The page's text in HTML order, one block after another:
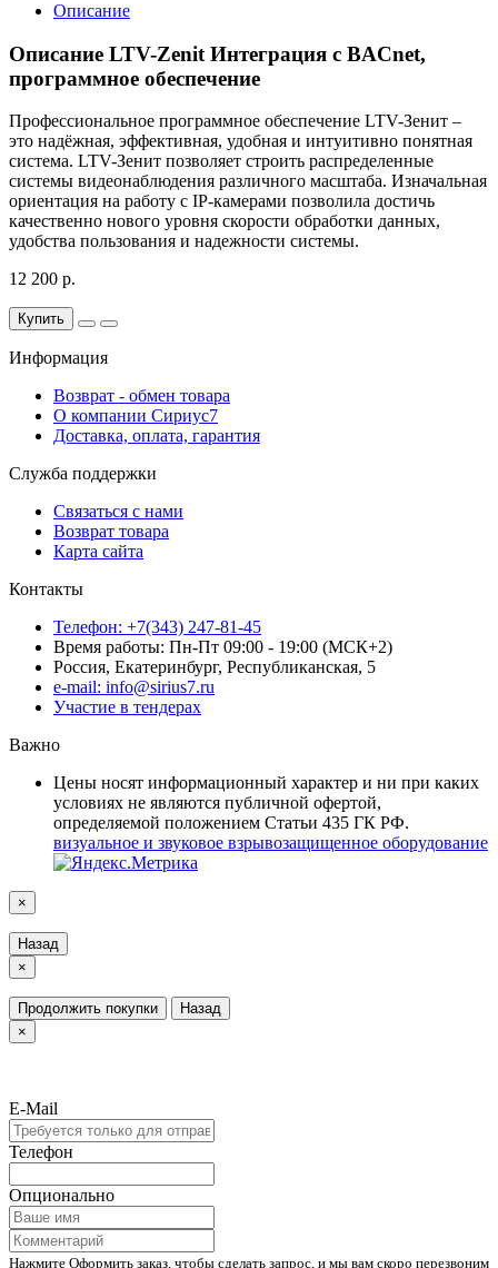
Описание
Описание LTV-Zenit Интеграция с BACnet,
программное обеспечение
Профессиональное программное обеспечение LTV-Зенит –
это надёжная, эффективная, удобная и интуитивно понятная
система. LTV-Зенит позволяет строить распределенные
системы видеонаблюдения различного масштаба. Изначальная
ориентация на работу с IP-камерами позволила достичь
качественно нового уровня скорости обработки данных,
удобства пользования и надежности системы.
12 200 р.
Купить
Информация
Возврат - обмен товара
О компании Сириус7
Доставка, оплата, гарантия
Служба поддержки
Связаться с нами
Возврат товара
Карта сайта
Контакты
Телефон: +7(343) 247-81-45
Время работы: Пн-Пт 09:00 - 19:00 (МСК+2)
Россия, Екатеринбург, Республиканская, 5
e-mail: info@sirius7.ru
Участие в тендерах
Важно
Цены носят информационный характер и ни при каких
условиях не являются публичной офертой,
определяемой положением Статьи 435 ГК РФ.
визуальное и звуковое взрывозащищенное оборудование
×
Назад
×
Продолжить покупки
Назад
×
E-Mail
Телефон
Опционально
Нажмите Оформить заказ, чтобы сделать запрос, и мы вам скоро перезвоним